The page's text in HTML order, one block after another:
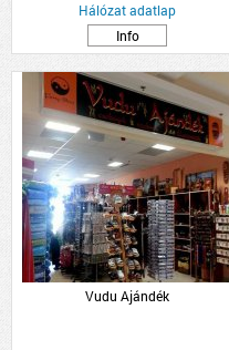
Hálózat adatlap
Info
Vudu Ajándék